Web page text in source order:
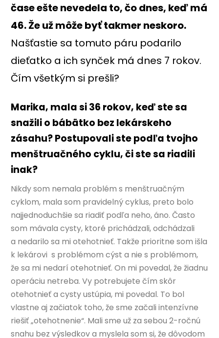
čase ešte nevedela to, čo dnes, keď má
46. Že už môže byť takmer neskoro.
Našťastie sa tomuto páru podarilo
dieťatko a ich synček má dnes 7 rokov.
Čím všetkým si prešli?
Marika, mala si 36 rokov, keď ste sa
snažili o bábätko bez lekárskeho
zásahu? Postupovali ste podľa tvojho
menštruačného cyklu, či ste sa riadili
inak?
Nikdy som nemala problém s menštruačným
cyklom, mala som pravidelný cyklus, preto bolo
najjednoduchšie sa riadiť podľa neho, áno. Často
som mávala cysty, ktoré prichádzali, odchádzali
a nedarilo sa mi otehotnieť. Takže prioritne som išla
k lekárovi s problémom cýst a nie s problémom,
že sa mi nedarí otehotnieť. On mi povedal, že žiadnu
operáciu netreba. Vy potrebujete čím skôr
otehotnieť a cysty ustúpia, mi povedal. To bol
vlastne aj začiatok toho, že sme začali intenzívne
riešiť „otehotnenie“. Mali sme už za sebou 2-ročnú
snahu bez výsledkov a myslela som si, že dôvodom